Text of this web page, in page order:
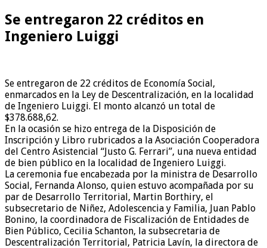
Se entregaron 22 créditos en
Ingeniero Luiggi
Se entregaron de 22 créditos de Economía Social,
enmarcados en la Ley de Descentralización, en la localidad
de Ingeniero Luiggi. El monto alcanzó un total de
$378.688,62.
En la ocasión se hizo entrega de la Disposición de
Inscripción y Libro rubricados a la Asociación Cooperadora
del Centro Asistencial “Justo G. Ferrari”, una nueva entidad
de bien público en la localidad de Ingeniero Luiggi.
La ceremonia fue encabezada por la ministra de Desarrollo
Social, Fernanda Alonso, quien estuvo acompañada por su
par de Desarrollo Territorial, Martin Borthiry, el
subsecretario de Niñez, Adolescencia y Familia, Juan Pablo
Bonino, la coordinadora de Fiscalización de Entidades de
Bien Público, Cecilia Schanton, la subsecretaria de
Descentralización Territorial, Patricia Lavín, la directora de